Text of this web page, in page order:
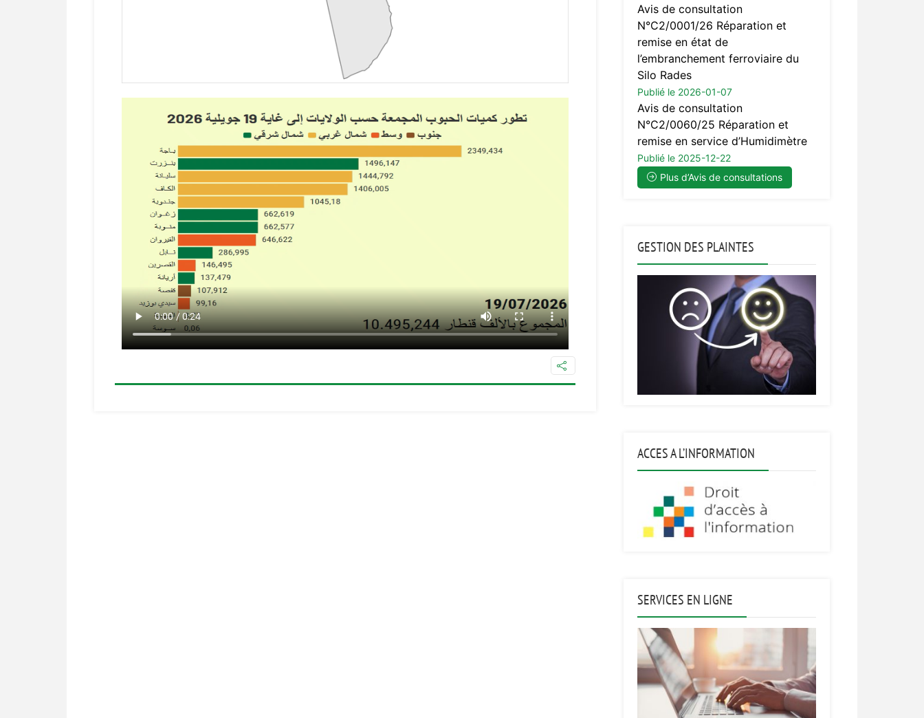
Avis de consultation
N°C2/0001/26 Réparation et
remise en état de
l’embranchement ferroviaire du
Silo Rades
Publié le 2026-01-07
Avis de consultation
N°C2/0060/25 Réparation et
remise en service d’Humidimètre
Publié le 2025-12-22
Plus d’Avis de consultations
GESTION DES PLAINTES
ACCES A L’INFORMATION
SERVICES EN LIGNE